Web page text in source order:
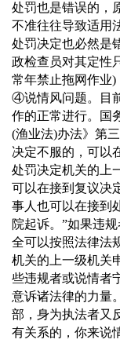
处罚也是错误的，
不准往往导致适用
处罚决定也必然是
政检查员对其定性
常年禁止拖网作业)
④说情风问题。目
作的正常进行。国
(渔业法)办法》第
决定不服的，可以
处罚决定机关的上
可以在接到复议决
事人也可以在接到
院起诉。 ”如果违
全可以按照法律法
机关的上一级机关
些违规者或说情者
意诉诸法律的力量
部，身为执法者又
有关系的，你来说